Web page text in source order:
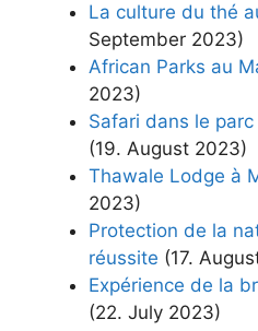
La culture du thé
September 2023)
African Parks au
2023)
Safari dans le
(19. August 2023)
Thawale Lodge à
2023)
Protection de la
réussite (17.
Expérience de la
(22. July 2023)